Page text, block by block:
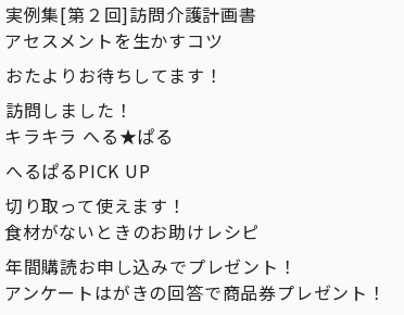
実例集[第２回]訪問介護計画書
アセスメントを生かすコツ
おたよりお待ちしてます！
訪問しました！
キラキラ へる★ぱる
へるぱるPICK UP
切り取って使えます！
食材がないときのお助けレシピ
年間購読お申し込みでプレゼント！
アンケートはがきの回答で商品券プレゼント！